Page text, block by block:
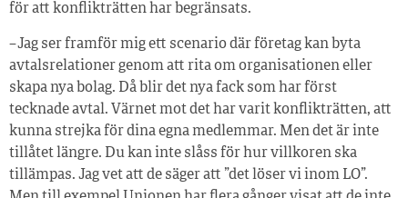
för att konflikträtten har begränsats.
– Jag ser framför mig ett scenario där företag kan byta
avtalsrelationer genom att rita om organisationen eller
skapa nya bolag. Då blir det nya fack som har först
tecknade avtal. Värnet mot det har varit konflikträtten, att
kunna strejka för dina egna medlemmar. Men det är inte
tillåtet längre. Du kan inte slåss för hur villkoren ska
tillämpas. Jag vet att de säger att ”det löser vi inom LO”.